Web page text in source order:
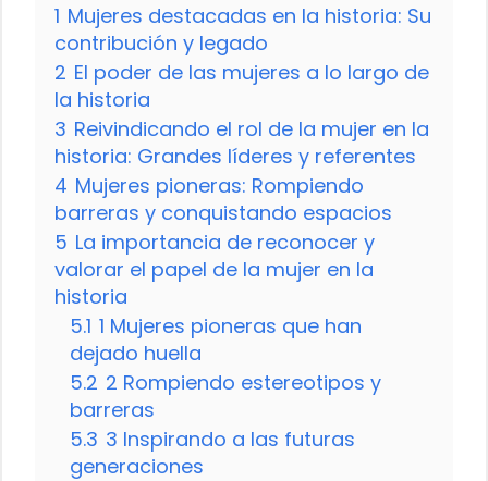
1 Mujeres destacadas en la historia: Su
contribución y legado
2 El poder de las mujeres a lo largo de
la historia
3 Reivindicando el rol de la mujer en la
historia: Grandes líderes y referentes
4 Mujeres pioneras: Rompiendo
barreras y conquistando espacios
5 La importancia de reconocer y
valorar el papel de la mujer en la
historia
5.1 1 Mujeres pioneras que han
dejado huella
5.2 2 Rompiendo estereotipos y
barreras
5.3 3 Inspirando a las futuras
generaciones